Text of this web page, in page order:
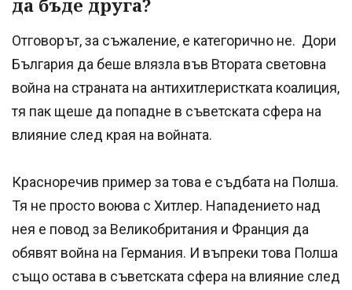
Отговорът, за съжаление, е категорично не. Дори
България да беше влязла във Втората световна
война на страната на антихитлеристката коалиция,
тя пак щеше да попадне в съветската сфера на
влияние след края на войната.
Красноречив пример за това е съдбата на Полша.
Тя не просто воюва с Хитлер. Нападението над
нея е повод за Великобритания и Франция да
обявят война на Германия. И въпреки това Полша
също остава в съветската сфера на влияние след